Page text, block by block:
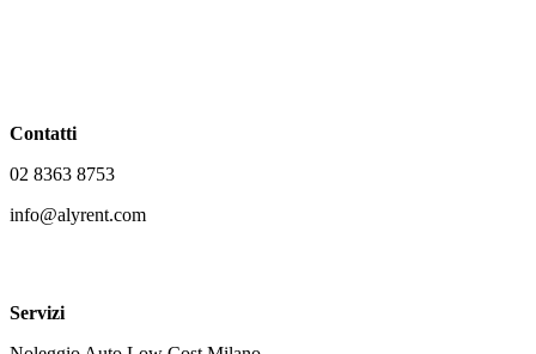
Contatti
02 8363 8753
info@alyrent.com
Servizi